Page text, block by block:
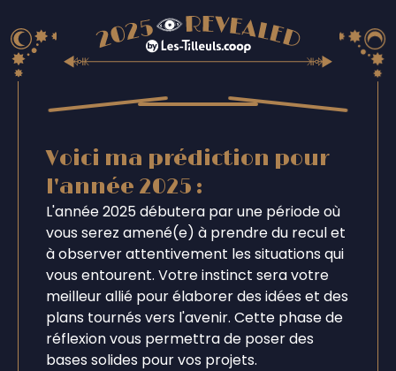
Voici ma prédiction pour
l'année 2025 :
L'année 2025 débutera par une période où
vous serez amené(e) à prendre du recul et
à observer attentivement les situations qui
vous entourent. Votre instinct sera votre
meilleur allié pour élaborer des idées et des
plans tournés vers l'avenir. Cette phase de
réflexion vous permettra de poser des
bases solides pour vos projets.